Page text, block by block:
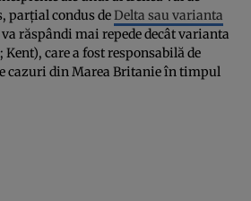
parţial condus deDelta sau varianta
va răspândi mai repede decât varianta
care a fost responsabilă de
cazuri din Marea Britanie în timpul